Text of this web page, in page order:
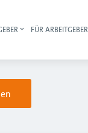
FÜR ARBEITGEBER